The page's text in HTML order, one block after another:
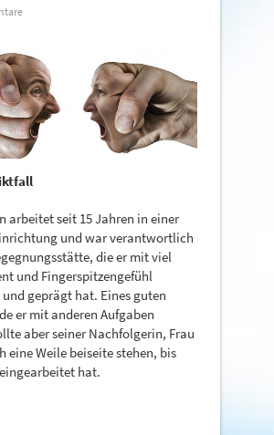
arbeitet seit 15 Jahren in einer
und war verantwortlich
die er mit viel
und Fingerspitzengefühl
geprägt hat. Eines guten
er mit anderen Aufgaben
aber seiner Nachfolgerin, Frau
eine Weile beiseite stehen, bis
hat.